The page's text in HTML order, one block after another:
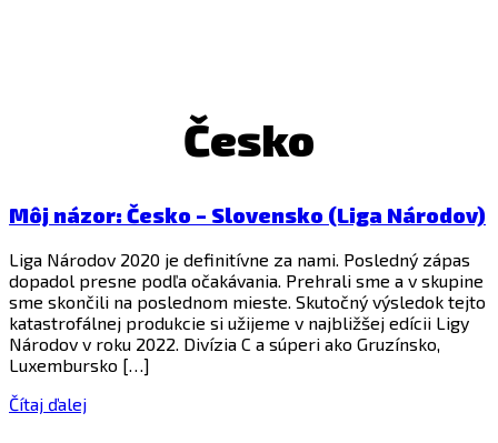
Česko
Môj názor: Česko – Slovensko (Liga Národov)
Liga Národov 2020 je definitívne za nami. Posledný zápas
dopadol presne podľa očakávania. Prehrali sme a v skupine
sme skončili na poslednom mieste. Skutočný výsledok tejto
katastrofálnej produkcie si užijeme v najbližšej edícii Ligy
Národov v roku 2022. Divízia C a súperi ako Gruzínsko,
Luxembursko […]
Čítaj ďalej